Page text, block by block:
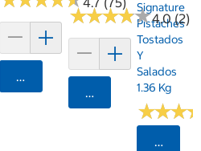
Agregar
★★★★★
★★★★★4.0 (2)
Agregar
Signature
Pistaches
Tostados
Y
Salados
1.36 Kg
★★★
★★★